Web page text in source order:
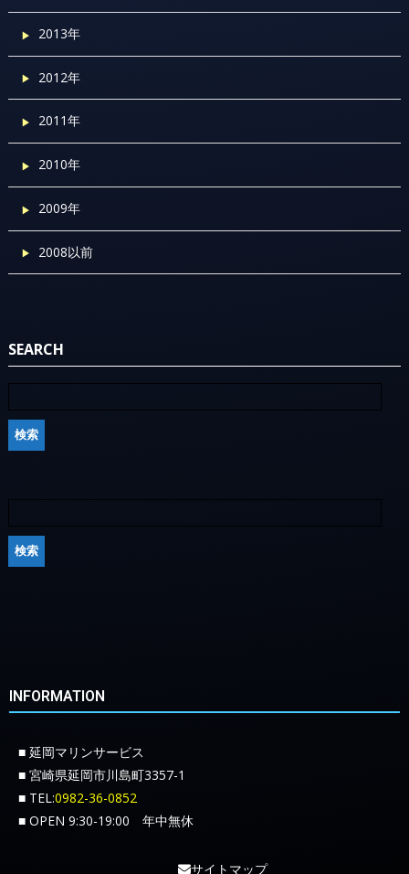
2013年
2012年
2011年
2010年
2009年
2008以前
SEARCH
INFORMATION
■ 延岡マリンサービス
■ 宮崎県延岡市川島町3357-1
■ TEL:0982-36-0852
■ OPEN 9:30-19:00 年中無休
サイトマップ